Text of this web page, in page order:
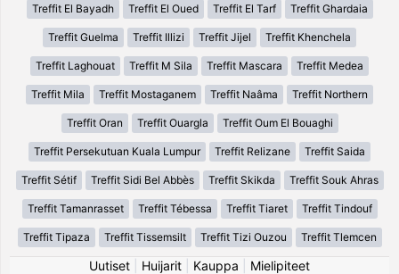
Treffit El Bayadh Treffit El Oued Treffit El Tarf Treffit Ghardaia
Treffit Guelma Treffit Illizi Treffit Jijel Treffit Khenchela
Treffit Laghouat Treffit M Sila Treffit Mascara Treffit Medea
Treffit Mila Treffit Mostaganem Treffit Naâma Treffit Northern
Treffit Oran Treffit Ouargla Treffit Oum El Bouaghi
Treffit Persekutuan Kuala Lumpur Treffit Relizane Treffit Saida
Treffit Sétif Treffit Sidi Bel Abbès Treffit Skikda Treffit Souk Ahras
Treffit Tamanrasset Treffit Tébessa Treffit Tiaret Treffit Tindouf
Treffit Tipaza Treffit Tissemsilt Treffit Tizi Ouzou Treffit Tlemcen
Uutiset Huijarit Kauppa
Mielipiteet